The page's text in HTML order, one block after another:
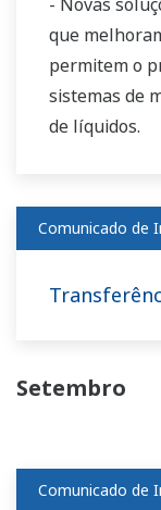
que
permitem o
sistemas de
de líquidos.
Comunicado de
Setembro
Comunicado de